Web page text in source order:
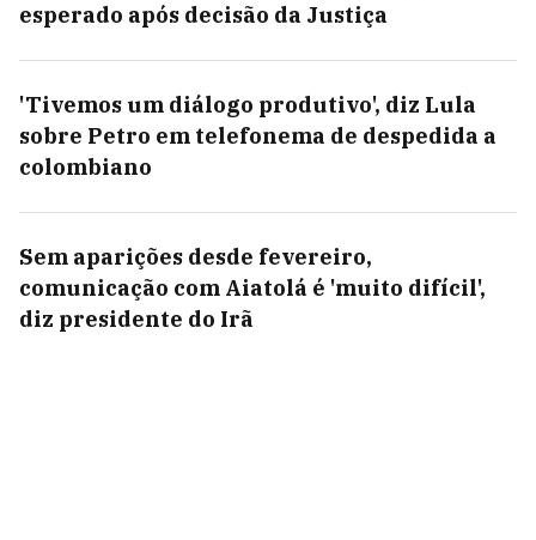
esperado após decisão da Justiça
'Tivemos um diálogo produtivo', diz Lula
sobre Petro em telefonema de despedida a
colombiano
Sem aparições desde fevereiro,
comunicação com Aiatolá é 'muito difícil',
diz presidente do Irã